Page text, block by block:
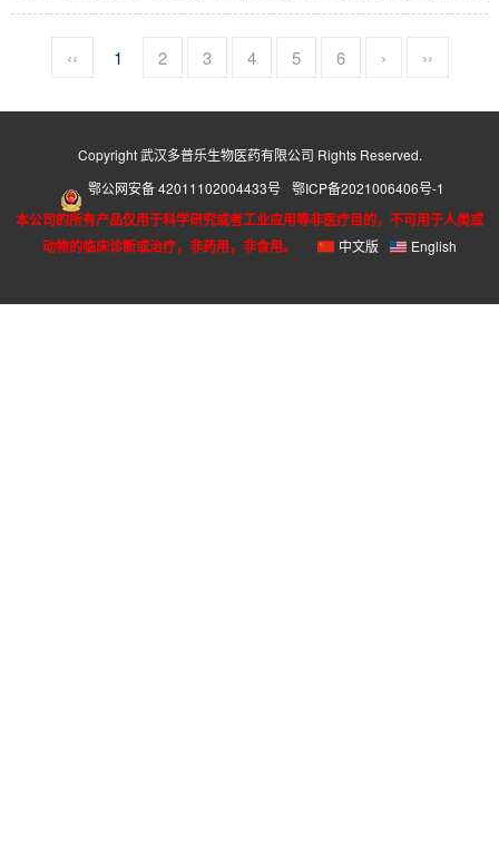
‹‹ 1 2 3 4 5 6 › ››
Copyright 武汉多普乐生物医药有限公司 Rights Reserved.
鄂公网安备 42011102004433号 鄂ICP备2021006406号-1
本公司的所有产品仅用于科学研究或者工业应用等非医疗目的，不可用于人类或
动物的临床诊断或治疗，非药用，非食用。
中文版 English